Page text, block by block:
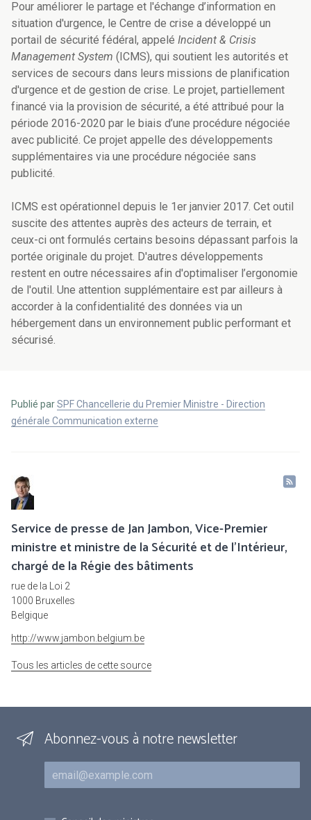
Pour améliorer le partage et l'échange d’information en
situation d'urgence, le Centre de crise a développé un
portail de sécurité fédéral, appelé Incident & Crisis
Management System (ICMS), qui soutient les autorités et
services de secours dans leurs missions de planification
d'urgence et de gestion de crise. Le projet, partiellement
financé via la provision de sécurité, a été attribué pour la
période 2016-2020 par le biais d’une procédure négociée
avec publicité. Ce projet appelle des développements
supplémentaires via une procédure négociée sans
publicité.
ICMS est opérationnel depuis le 1er janvier 2017. Cet outil
suscite des attentes auprès des acteurs de terrain, et
ceux-ci ont formulés certains besoins dépassant parfois la
portée originale du projet. D'autres développements
restent en outre nécessaires afin d'optimaliser l’ergonomie
de l'outil. Une attention supplémentaire est par ailleurs à
accorder à la confidentialité des données via un
hébergement dans un environnement public performant et
sécurisé.
Publié parSPF Chancellerie du Premier Ministre - Direction
générale Communication externe
Service de presse de Jan Jambon, Vice-Premier
ministre et ministre de la Sécurité et de l'Intérieur,
chargé de la Régie des bâtiments
rue de la Loi 2
1000 Bruxelles
Belgique
http://www.jambon.belgium.be
Tous les articles de cette source
Abonnez-vous à notre newsletter
Courriel